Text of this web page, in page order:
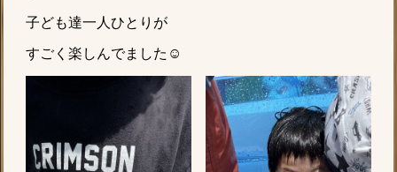
子ども達一人ひとりが
すごく楽しんでました☺︎